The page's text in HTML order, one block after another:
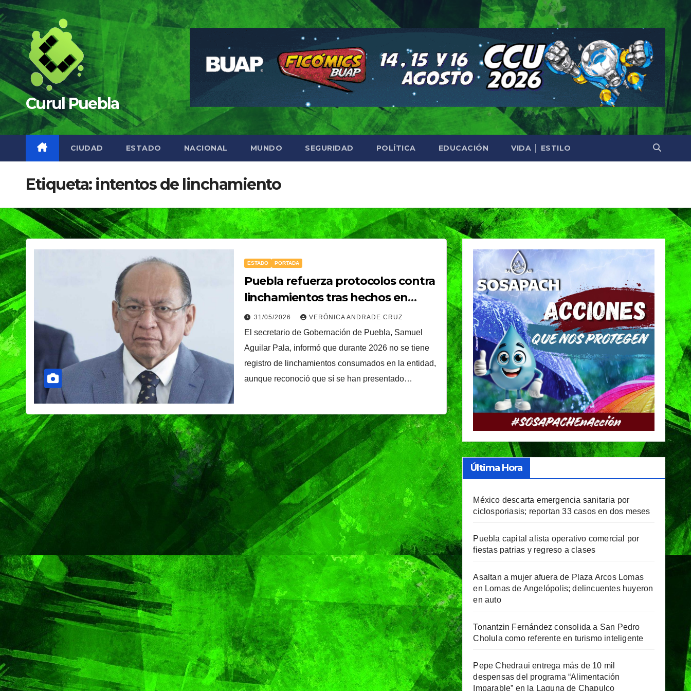
Saltar
al
contenido
Curul Puebla
CIUDAD ESTADO NACIONAL MUNDO SEGURIDAD POLÍTICA EDUCACIÓN VIDA │ ESTILO
Etiqueta: intentos de linchamiento
ESTADO PORTADA
Puebla refuerza protocolos contra
linchamientos tras hechos en
Tlachichuca; no hay casos
consumados en 2026, afirma
Aguilar Pala
31/05/2026 VERÓNICA ANDRADE CRUZ
El secretario de Gobernación de Puebla, Samuel
Aguilar Pala, informó que durante 2026 no se tiene
registro de linchamientos consumados en la entidad,
aunque reconoció que sí se han presentado…
Última Hora
México descarta emergencia sanitaria por
ciclosporiasis; reportan 33 casos en dos meses
Puebla capital alista operativo comercial por
fiestas patrias y regreso a clases
Asaltan a mujer afuera de Plaza Arcos Lomas
en Lomas de Angelópolis; delincuentes huyeron
en auto
Tonantzin Fernández consolida a San Pedro
Cholula como referente en turismo inteligente
Pepe Chedraui entrega más de 10 mil
despensas del programa “Alimentación
Imparable” en la Laguna de Chapulco